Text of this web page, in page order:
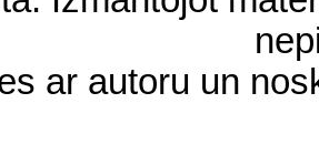
ar autoru un